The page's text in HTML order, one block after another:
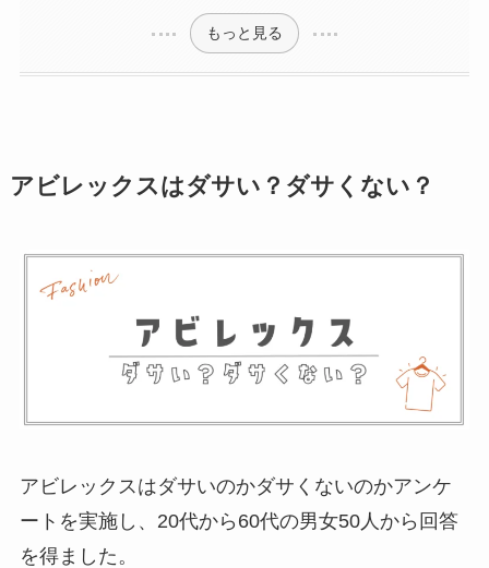
もっと見る
アビレックスはダサい？ダサくない？
アビレックスはダサいのかダサくないのかアンケ
ートを実施し、20代から60代の男女50人から回答
を得ました。